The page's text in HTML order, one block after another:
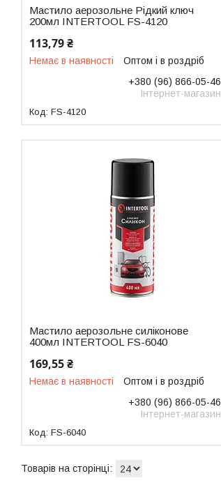
Мастило аерозольне Рідкий ключ
200мл INTERTOOL FS-4120
113,79 ₴
Немає в наявності
Оптом і в роздріб
+380 (96) 866-05-46
Інтернет-магазин
FS-4120
Мастило аерозольне силіконове
400мл INTERTOOL FS-6040
169,55 ₴
Немає в наявності
Оптом і в роздріб
+380 (96) 866-05-46
Інтернет-магазин
FS-6040